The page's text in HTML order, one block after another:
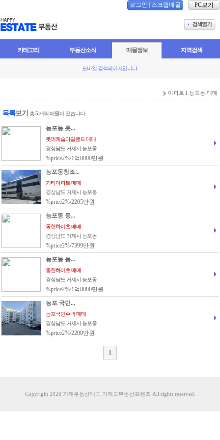
로그인 스크랩매물 PC보기
카테고리 부동산소식 매물정보 지역검색
모바일 검색페이지입니다.
아파트 I 능포동 매매
목록보기 총5 개의 매물이 있습니다.
능포동 롯...
롯데캐슬아일랜드 매매
경상남도 거제시 능포동
%price2%/1억8000만원
능포동창조...
기타아파트 매매
경상남도 거제시 능포동
%price2%/2205만원
능포동 동...
동헌하이츠 매매
경상남도 거제시 능포동
%price2%/7399만원
능포동 동...
동헌하이츠 매매
경상남도 거제시 능포동
%price2%/1억8000만원
능포 국민...
능포국민주택 매매
경상남도 거제시 능포동
%price2%/2200만원
1
Copyright 2026 거제부동산대표 거제도부동산프렌즈 All rights reserved.